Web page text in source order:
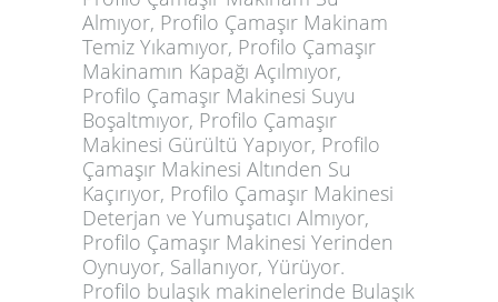
Almıyor, Profilo Çamaşır Makinam
Temiz Yıkamıyor, Profilo Çamaşır
Makinamın Kapağı Açılmıyor,
Profilo Çamaşır Makinesi Suyu
Boşaltmıyor, Profilo Çamaşır
Makinesi Gürültü Yapıyor, Profilo
Çamaşır Makinesi Altınden Su
Kaçırıyor, Profilo Çamaşır Makinesi
Deterjan ve Yumuşatıcı Almıyor,
Profilo Çamaşır Makinesi Yerinden
Oynuyor, Sallanıyor, Yürüyor.
Profilo bulaşık makinelerinde Bulaşık